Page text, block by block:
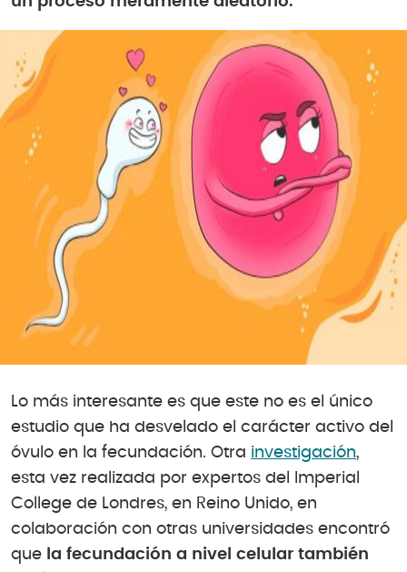
Lo más interesante es que este no es el único
estudio que ha desvelado el carácter activo del
óvulo en la fecundación. Otra investigación,
esta vez realizada por expertos del Imperial
College de Londres, en Reino Unido, en
colaboración con otras universidades encontró
que la fecundación a nivel celular también